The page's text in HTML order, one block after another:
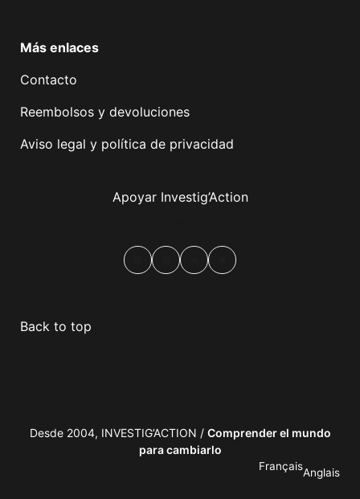
Más enlaces
Contacto
Reembolsos y devoluciones
Aviso legal y política de privacidad
Apoyar Investig’Action
Back to top
Desde 2004, INVESTIG’ACTION / Comprender el mundo
para cambiarlo
FrançaisAnglais